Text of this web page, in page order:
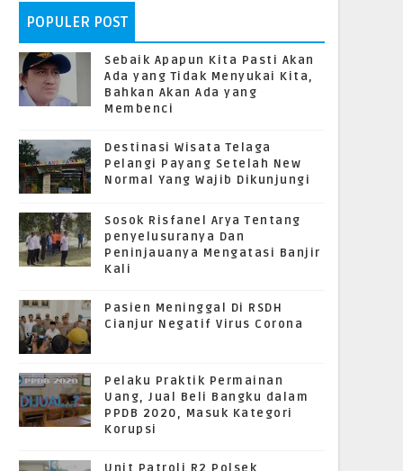
POPULER POST
Sebaik Apapun Kita Pasti Akan
Ada yang Tidak Menyukai Kita,
Bahkan Akan Ada yang
Membenci
Destinasi Wisata Telaga
Pelangi Payang Setelah New
Normal Yang Wajib Dikunjungi
Sosok Risfanel Arya Tentang
penyelusuranya Dan
Peninjauanya Mengatasi Banjir
Kali
Pasien Meninggal Di RSDH
Cianjur Negatif Virus Corona
Pelaku Praktik Permainan
Uang, Jual Beli Bangku dalam
PPDB 2020, Masuk Kategori
Korupsi